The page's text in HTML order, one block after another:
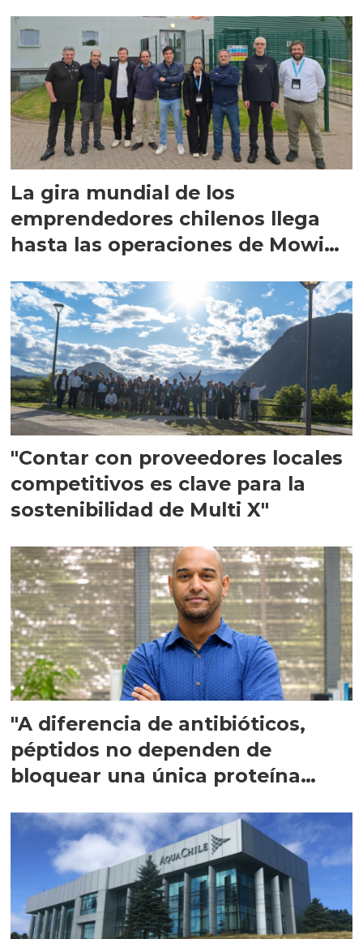
La gira mundial de los
emprendedores chilenos llega
hasta las operaciones de Mowi
"Contar con proveedores locales
competitivos es clave para la
sostenibilidad de Multi X"
"A diferencia de antibióticos,
péptidos no dependen de
bloquear una única proteína